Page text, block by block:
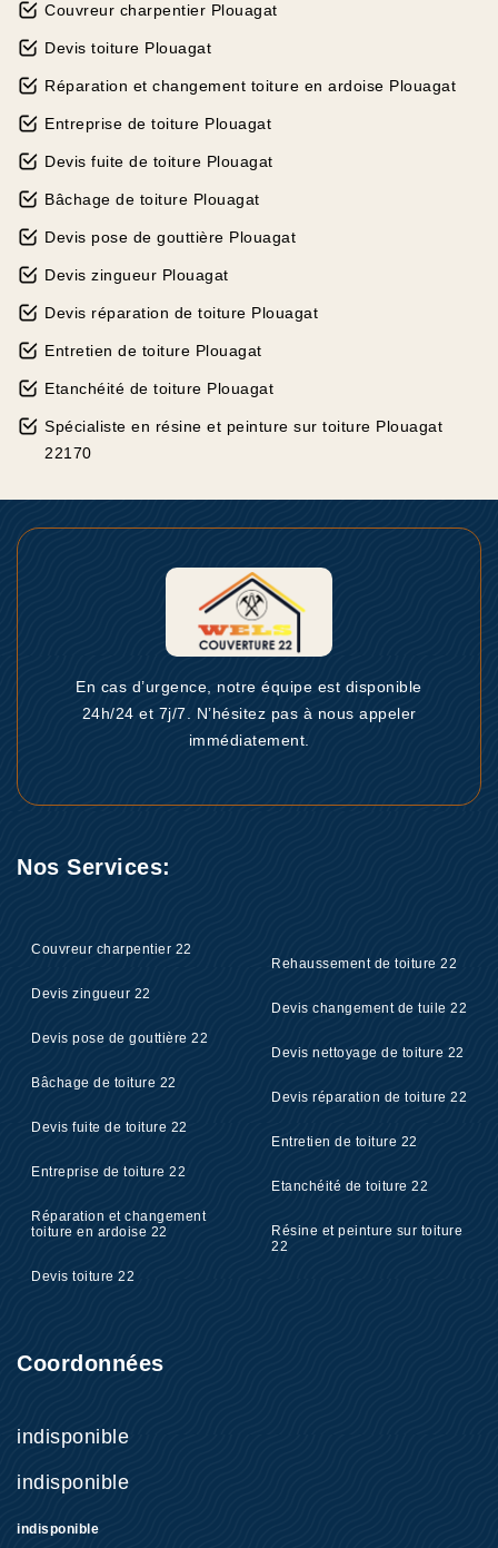
Couvreur charpentier Plouagat
Devis toiture Plouagat
Réparation et changement toiture en ardoise Plouagat
Entreprise de toiture Plouagat
Devis fuite de toiture Plouagat
Bâchage de toiture Plouagat
Devis pose de gouttière Plouagat
Devis zingueur Plouagat
Devis réparation de toiture Plouagat
Entretien de toiture Plouagat
Etanchéité de toiture Plouagat
Spécialiste en résine et peinture sur toiture Plouagat
22170
En cas d’urgence, notre équipe est disponible
24h/24 et 7j/7. N’hésitez pas à nous appeler
immédiatement.
Nos Services:
Couvreur charpentier 22
Devis zingueur 22
Devis pose de gouttière 22
Bâchage de toiture 22
Devis fuite de toiture 22
Entreprise de toiture 22
Réparation et changement
toiture en ardoise 22
Devis toiture 22
Rehaussement de toiture 22
Devis changement de tuile 22
Devis nettoyage de toiture 22
Devis réparation de toiture 22
Entretien de toiture 22
Etanchéité de toiture 22
Résine et peinture sur toiture
22
Coordonnées
indisponible
indisponible
indisponible